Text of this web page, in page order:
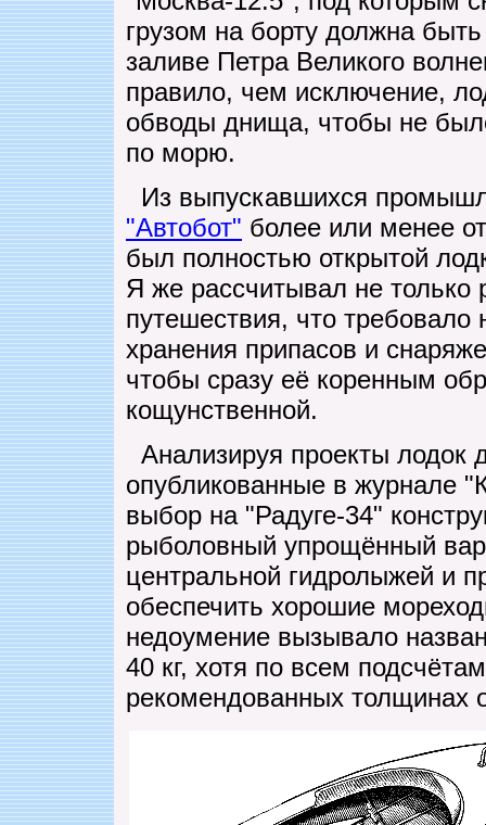
грузом на борту должна
заливе Петра Великого
правило, чем исключение,
обводы днища, чтобы не
по морю.
Из выпускавшихся
"Автобот" более или менее
был полностью открытой
Я же рассчитывал не
путешествия, что требовало
хранения припасов и
чтобы сразу её коренным
кощунственной.
Анализируя проекты лодок
опубликованные в журнале
выбор на "Радуге-34"
рыболовный упрощённый
центральной гидролыжей и
обеспечить хорошие
недоумение вызывало
40 кг, хотя по всем
рекомендованных толщинах